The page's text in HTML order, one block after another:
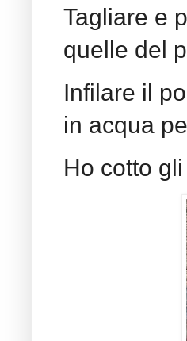
Tagliare e
quelle del
Infilare il
in acqua
Ho cotto